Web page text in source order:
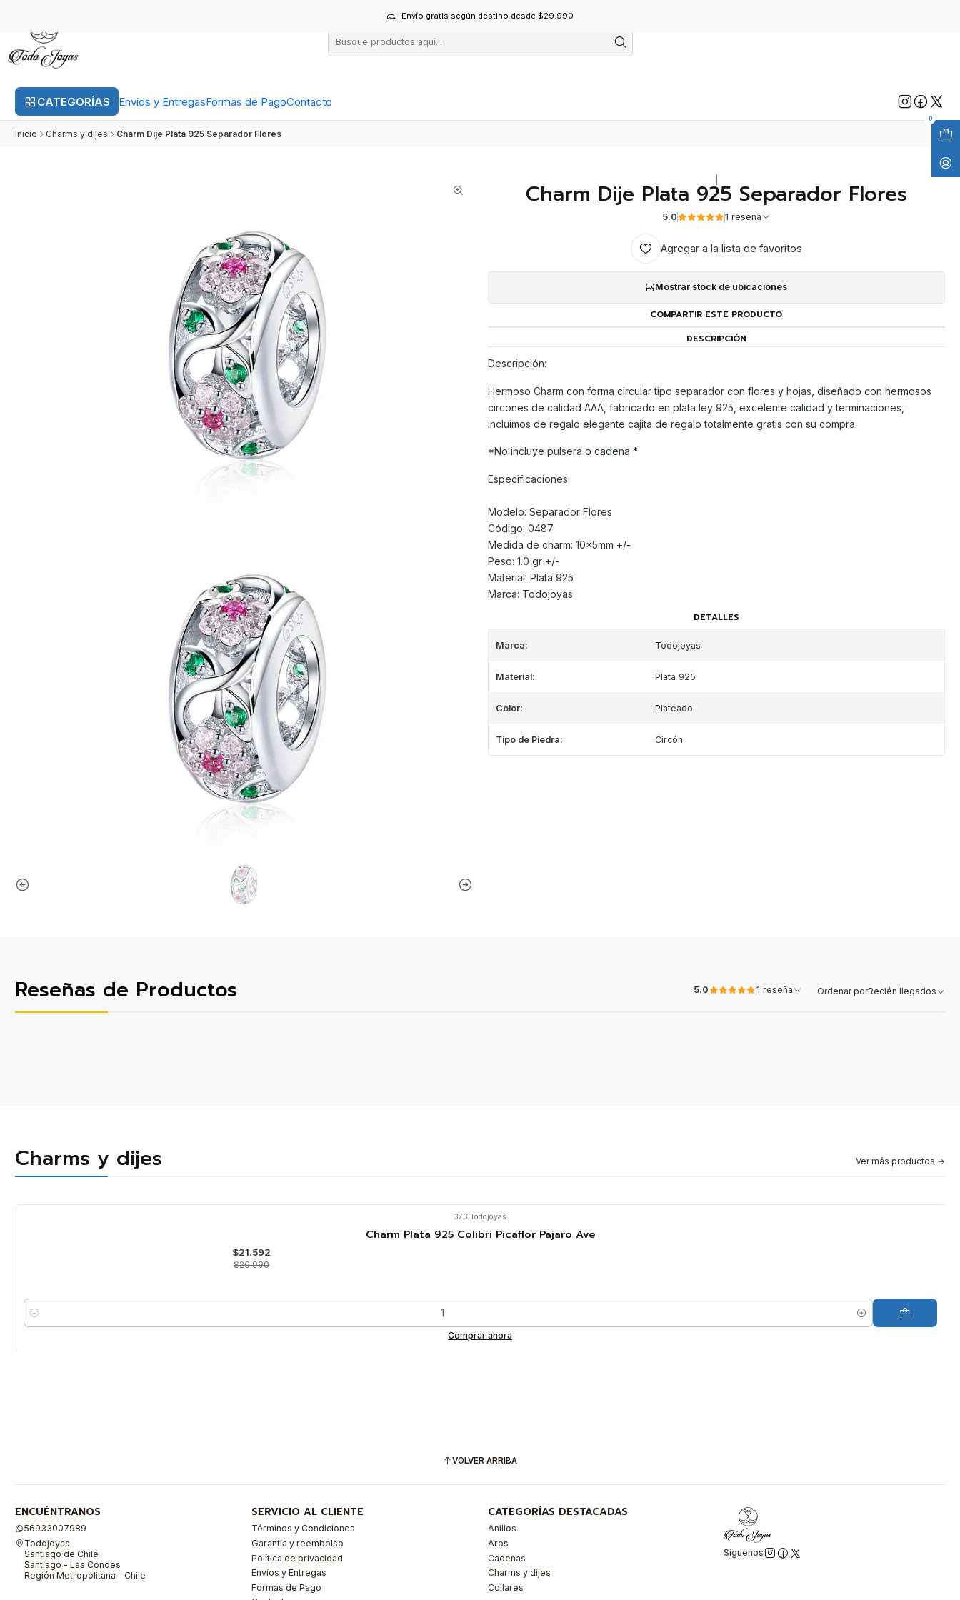
CATEGORÍAS Envíos y EntregasFormas de PagoContacto
0
Envío gratis según destino desde $29.990
Inicio Charms y dijes Charm Dije Plata 925 Separador Flores
Charm Dije Plata 925 Separador Flores
5.0 1 reseña
Agregar a la lista de favoritos
Mostrar stock de ubicaciones
COMPARTIR ESTE PRODUCTO
DESCRIPCIÓN
Descripción:
Hermoso Charm con forma circular tipo separador con flores y hojas, diseñado con hermosos
circones de calidad AAA, fabricado en plata ley 925, excelente calidad y terminaciones,
incluimos de regalo elegante cajita de regalo totalmente gratis con su compra.
*No incluye pulsera o cadena *
Especificaciones:
Modelo: Separador Flores
Código: 0487
Medida de charm: 10x5mm +/-
Peso: 1.0 gr +/-
Material: Plata 925
Marca: Todojoyas
DETALLES
Marca: Todojoyas
Material: Plata 925
Color: Plateado
Tipo de Piedra: Circón
Reseñas de Productos 5.0 1 reseña Ordenar porRecién llegados
Charms y dijes Ver más productos
373 Todojoyas
Charm Plata 925 Colibri Picaflor Pajaro Ave
$21.592
$26.990
Cantidad
Comprar ahora
VOLVER ARRIBA
ENCUÉNTRANOS
56933007989
Todojoyas
Santiago de Chile
Santiago - Las Condes
Región Metropolitana - Chile
SERVICIO AL CLIENTE
Términos y Condiciones
Garantía y reembolso
Política de privacidad
Envíos y Entregas
Formas de Pago
CATEGORÍAS DESTACADAS
Anillos
Aros
Cadenas
Charms y dijes
Collares
Síguenos